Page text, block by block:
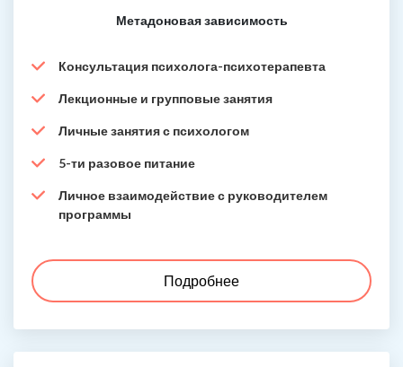
Метадоновая зависимость
Консультация психолога-психотерапевта
Лекционные и групповые занятия
Личные занятия с психологом
5-ти разовое питание
Личное взаимодействие с руководителем
программы
Подробнее